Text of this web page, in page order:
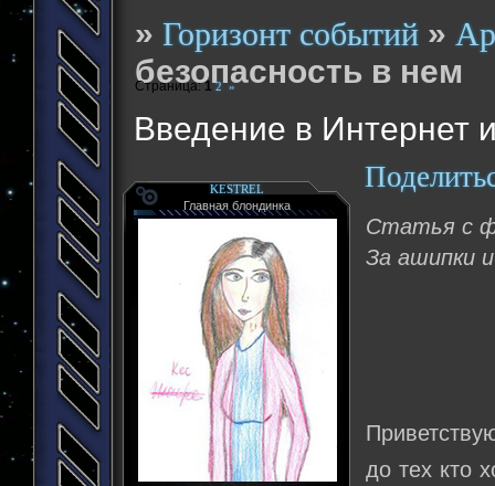
»Горизонт событий »
безопасность в нем
Введение в Интернет
Страница:1 2 »
KESTREL
Главная блондинка
Статья с
За ашипки
до тех кто